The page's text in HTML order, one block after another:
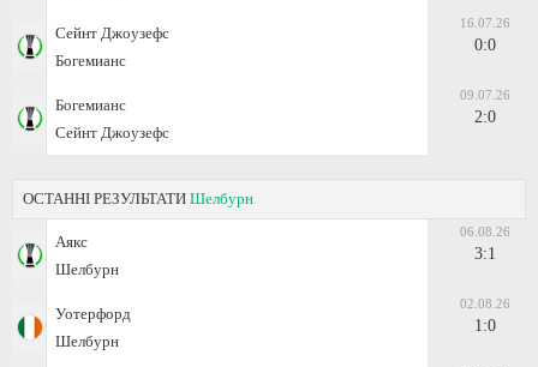
Сейнт Джоузефс
Богемианс
16.07.26
0:0
Богемианс
Сейнт Джоузефс
09.07.26
2:0
ОСТАННІ РЕЗУЛЬТАТИ Шелбурн
Аякс
Шелбурн
06.08.26
3:1
Уотерфорд
Шелбурн
02.08.26
1:0